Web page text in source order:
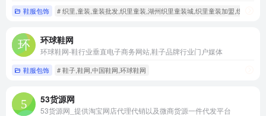
鞋服包饰 # 织里,童装,童装批发,织里童装,湖州织里童装城,织里童装加盟,织里童
环球鞋网
环球鞋网-鞋行业垂直电子商务网站,鞋子品牌行业门户媒体
鞋服包饰 # 鞋子,鞋网,中国鞋网,环球鞋网
53货源网
53货源网_提供淘宝网店代理代销以及微商货源一件代发平台